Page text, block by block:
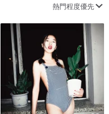
熱門程度優先